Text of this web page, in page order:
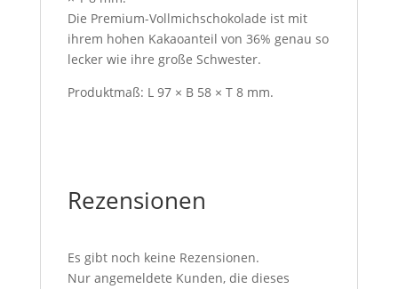
Die Premium-Vollmichschokolade ist mit
ihrem hohen Kakaoanteil von 36% genau so
lecker wie ihre große Schwester.
Produktmaß: L 97 × B 58 × T 8 mm.
Rezensionen
Es gibt noch keine Rezensionen.
Nur angemeldete Kunden, die dieses